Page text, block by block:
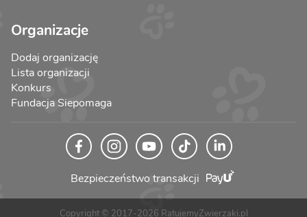
Organizacje
Dodaj organizację
Lista organizacji
Konkurs
Fundacja Siepomaga
Bezpieczeństwo transakcji
Copyright © 2017-2026 RatujemyZwierzaki.pl